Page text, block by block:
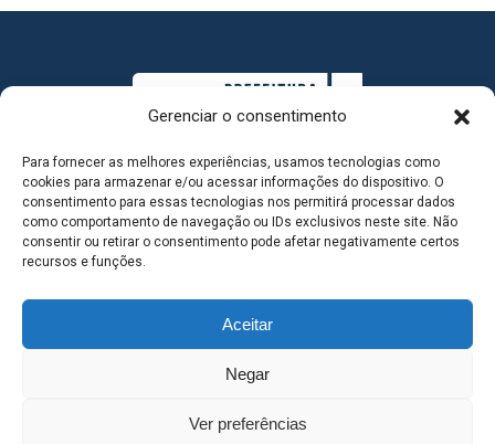
Gerenciar o consentimento
Para fornecer as melhores experiências, usamos tecnologias como
cookies para armazenar e/ou acessar informações do dispositivo. O
consentimento para essas tecnologias nos permitirá processar dados
como comportamento de navegação ou IDs exclusivos neste site. Não
consentir ou retirar o consentimento pode afetar negativamente certos
recursos e funções.
Aceitar
Negar
Ver preferências
MAPA DO SITE
SEDE DO ADMINISTRATIVO MUNICIPAL - Avenida